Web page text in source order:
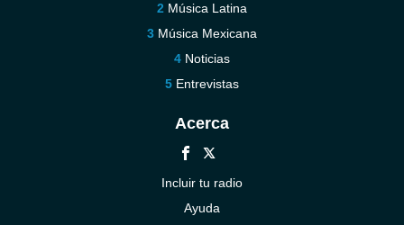
Música Latina
Música Mexicana
Noticias
Entrevistas
Acerca
Incluir tu radio
Ayuda